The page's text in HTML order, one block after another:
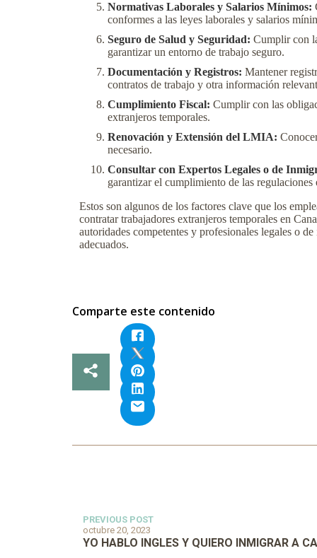
Normativas Laborales y Salarios Mínimos:
conformes a las leyes laborales y salarios
Seguro de Salud y Seguridad: Cumplir con
garantizar un entorno de trabajo seguro.
Documentación y Registros: Mantener
contratos de trabajo y otra información
Cumplimiento Fiscal: Cumplir con las
extranjeros temporales.
Renovación y Extensión del LMIA:
necesario.
Consultar con Expertos Legales o de
garantizar el cumplimiento de las regulaciones
Estos son algunos de los factores clave que los
contratar trabajadores extranjeros temporales en
autoridades competentes y profesionales legales o
adecuados.
Comparte este contenido
PREVIOUS POST
octubre 20, 2023
YO HABLO INGLES Y QUIERO INMIGRAR A